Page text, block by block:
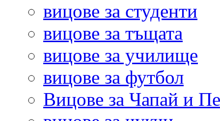
вицове за студенти
вицове за тъщата
вицове за училище
вицове за футбол
Вицове за Чапай и